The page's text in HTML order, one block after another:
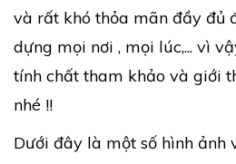
và rất khó thỏa mãn đầy đủ
dựng mọi nơi , mọi lúc,... vì
tính chất tham khảo và giới
nhé !!
Dưới đây là một số hình ảnh